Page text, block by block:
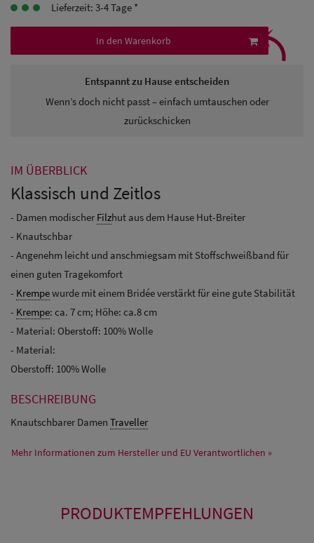
Schutz Caps
Lieferzeit: 3-4 Tage *
In den Warenkorb
Entspannt zu Hause entscheiden
Wenn’s doch nicht passt – einfach umtauschen oder
zurückschicken
⤹
IM ÜBERBLICK
Klassisch und Zeitlos
- Damen modischer Filzhut aus dem Hause Hut-Breiter
- Knautschbar
- Angenehm leicht und anschmiegsam mit Stoffschweißband für
einen guten Tragekomfort
- Krempewurde mit einem Bridée verstärkt für eine gute Stabilität
- Krempe: ca. 7 cm; Höhe: ca.8 cm
- Material: Oberstoff: 100% Wolle
- Material:
Oberstoff: 100% Wolle
BESCHREIBUNG
Knautschbarer Damen Traveller
Mehr Informationen zum Hersteller und EU Verantwortlichen »
PRODUKTEMPFEHLUNGEN